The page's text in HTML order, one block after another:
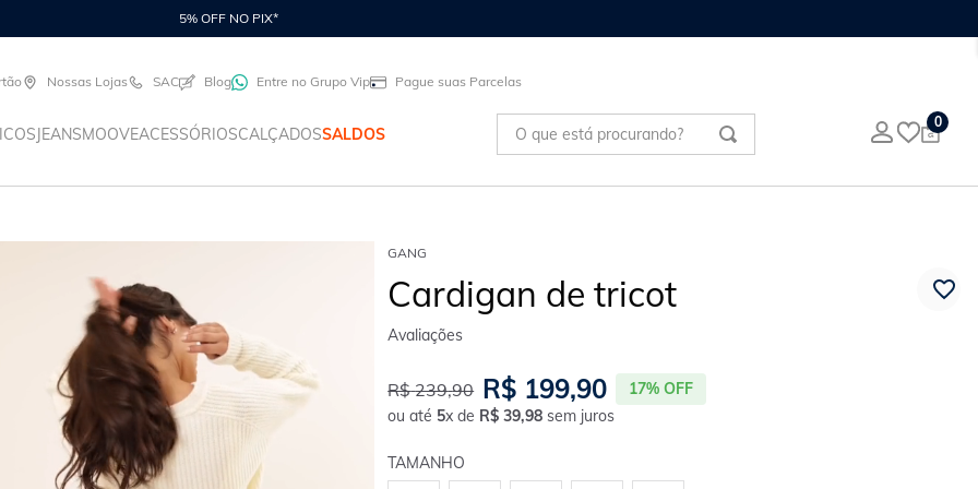
Nossas Lojas SAC Blog Entre no Grupo Vip Pague suas Parcelas
JEANSMOOVEACESSÓRIOSCALÇADOSSALDOS
O que está procurando? 0
GANG
Cardigan de tricot
R$ 239,90 R$ 199,90 17% OFF
ou até 5x de R$ 39,98 sem juros
TAMANHO